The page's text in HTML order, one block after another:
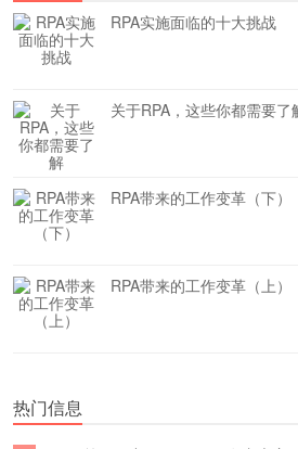
RPA实施面临的十大挑战
关于RPA，这些你都需要了
RPA带来的工作变革（下）
RPA带来的工作变革（上）
热门信息